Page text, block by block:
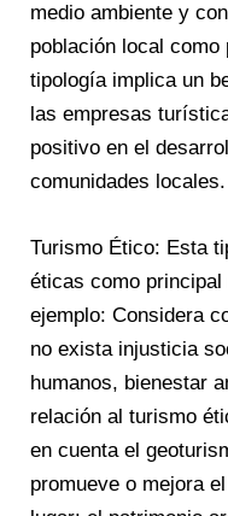
medio ambiente y
población local
tipología implica un
las empresas
positivo en el
comunidades locales.
Turismo Ético: Esta
éticas como
ejemplo: Considera
no exista injusticia
humanos, bienestar
relación al turismo
en cuenta el
promueve o mejora